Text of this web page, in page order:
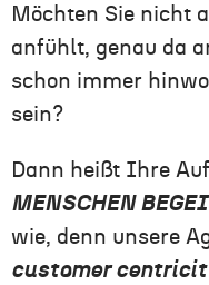
Möchten Sie nicht
anfühlt, genau da
schon immer
sein?
Dann heißt Ihre
MENSCHEN
wie, denn unsere
customer